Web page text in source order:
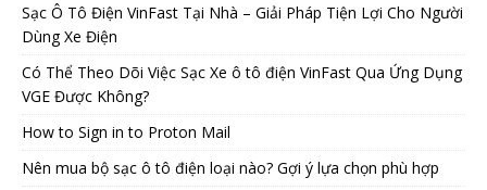
Sạc Ô Tô Điện VinFast Tại Nhà – Giải Pháp Tiện Lợi Cho Người
Dùng Xe Điện
Có Thể Theo Dõi Việc Sạc Xe ô tô điện VinFast Qua Ứng Dụng
VGE Được Không?
How to Sign in to Proton Mail
Nên mua bộ sạc ô tô điện loại nào? Gợi ý lựa chọn phù hợp